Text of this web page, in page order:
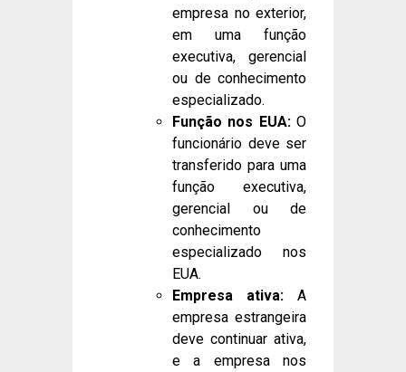
empresa no exterior,
em uma função
executiva, gerencial
ou de conhecimento
especializado.
Função nos EUA:O
funcionário deve ser
transferido para uma
função executiva,
gerencial ou de
conhecimento
especializado nos
EUA.
Empresa ativa: A
empresa estrangeira
deve continuar ativa,
e a empresa nos